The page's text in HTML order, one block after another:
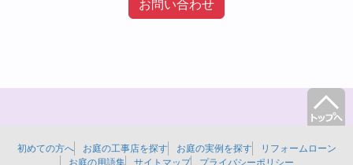
お問い合わせ
初めての方へ お庭の工事店を探す お庭の実例を探す
リフォームローン